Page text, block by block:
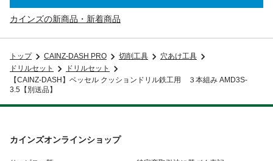
カインズの新商品・新着商品
トップ CAINZ-DASH PRO 切削工具
穴あけ工具
ドリルセット
ドリルセット
【CAINZ-DASH】ベッセル クッションドリル鉄工用 ３本組み AMD3S-
3.5【別送品】
カインズオンラインショップ